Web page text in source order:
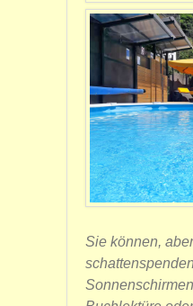
Sie können,